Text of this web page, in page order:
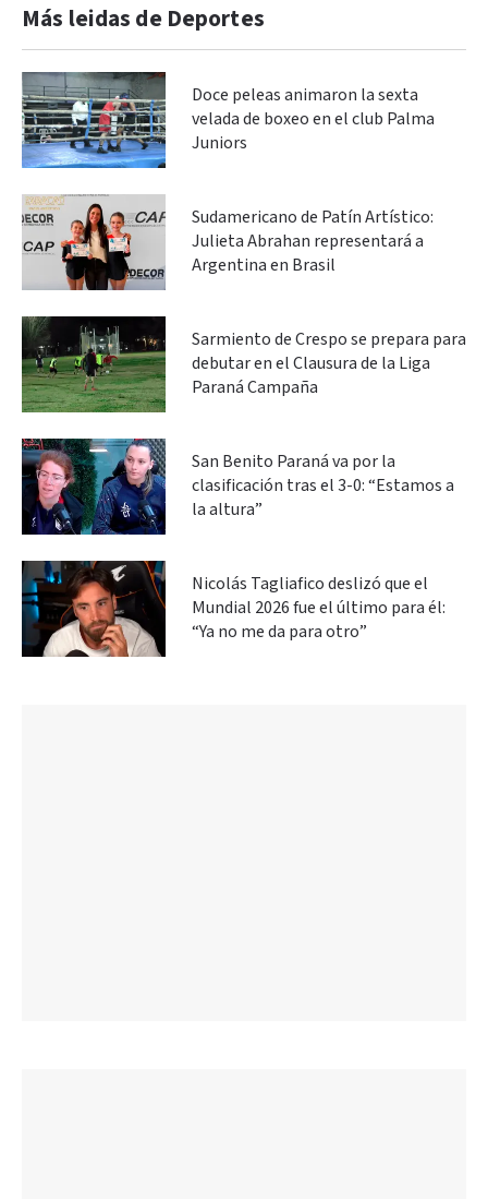
Más leidas de Deportes
Doce peleas animaron la sexta
velada de boxeo en el club Palma
Juniors
Sudamericano de Patín Artístico:
Julieta Abrahan representará a
Argentina en Brasil
Sarmiento de Crespo se prepara para
debutar en el Clausura de la Liga
Paraná Campaña
San Benito Paraná va por la
clasificación tras el 3-0: “Estamos a
la altura”
Nicolás Tagliafico deslizó que el
Mundial 2026 fue el último para él:
“Ya no me da para otro”